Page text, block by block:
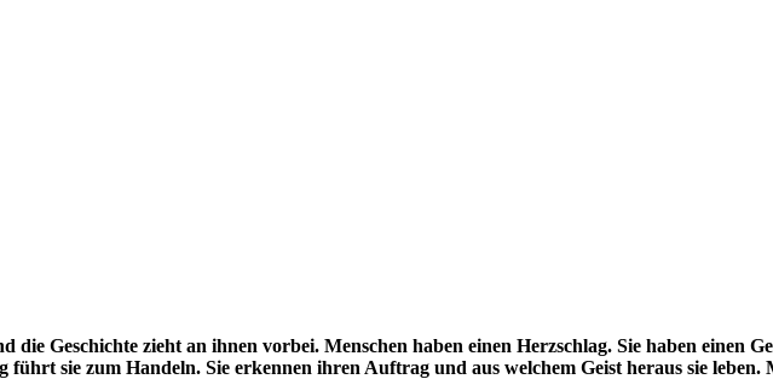
die Geschichte zieht an ihnen vorbei. Menschen haben einen Herzschlag. Sie haben einen
sie zum Handeln. Sie erkennen ihren Auftrag und aus welchem Geist heraus sie leben.